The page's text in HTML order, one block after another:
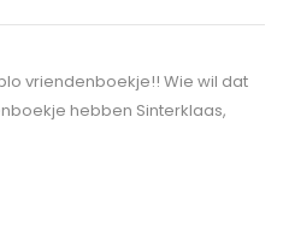
vriendenboekje!! Wie wil dat
hebben Sinterklaas,